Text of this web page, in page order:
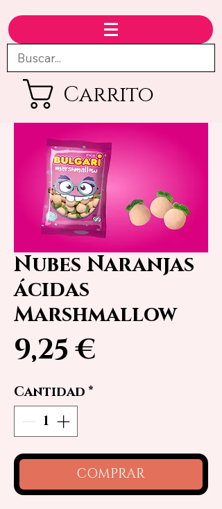
Carrito
Nubes Naranjas
ácidas
Marshmallow
9,25 €
Cantidad *
COMPRAR